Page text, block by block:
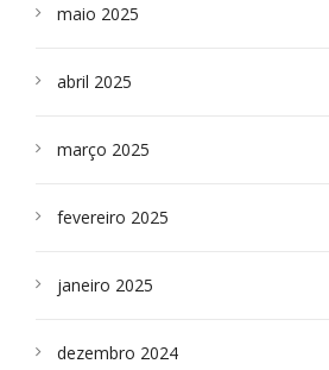
maio 2025
abril 2025
março 2025
fevereiro 2025
janeiro 2025
dezembro 2024